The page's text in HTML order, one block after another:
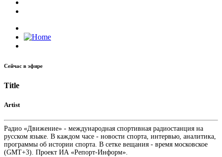
Сейчас в эфире
Title
Artist
Радио «Движение» - международная спортивная радиостанция на
русском языке. В каждом часе - новости спорта, интервью, аналитика,
программы об истории спорта. В сетке вещания - время московское
(GMT+3). Проект ИА «Репорт-Информ».